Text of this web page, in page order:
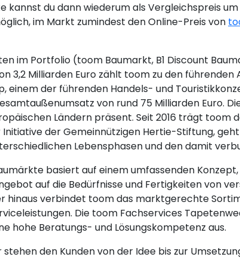
kannst du dann wiederum als Vergleichspreis
im Markt zumindest den Online-Preis von
im Portfolio (toom Baumarkt, B1 Discount
3,2 Milliarden Euro zählt toom zu den
einem der führenden Handels- und
von rund 75 Milliarden Euro.
Ländern präsent. Seit 2016 trägt toom
Initiative der Gemeinnützigen Hertie-Stiftung,
Lebensphasen und den damit
basiert auf einem umfassenden
auf die Bedürfnisse und Fertigkeiten von
hinaus verbindet toom das marktgerechte
Die toom Fachservices
hohe Beratungs- und Lösungskompetenz aus.
den Kunden von der Idee bis zur